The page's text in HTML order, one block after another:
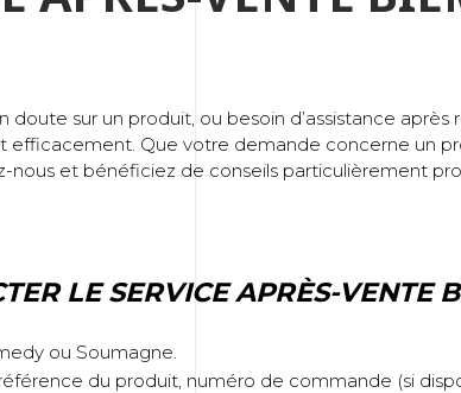
doute sur un produit, ou besoin d’assistance
efficacement. Que votre demande concerne un
nous et bénéficiez de conseils particulièrement
LE SERVICE APRÈS-VENTE
ou Soumagne.
du produit, numéro de commande (si